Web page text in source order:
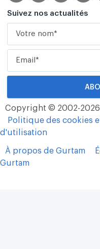
Suivez nos actualités
Copyright © 2002-2026
Politique des cookies
d'utilisation
À propos de Gurtam
Gurtam